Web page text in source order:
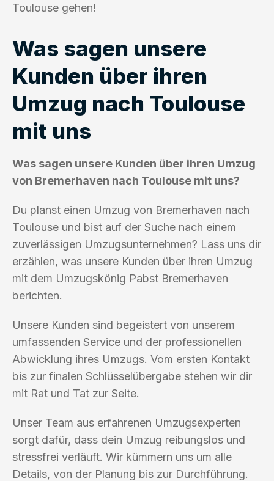
Toulouse gehen!
Was sagen unsere
Kunden über ihren
Umzug nach Toulouse
mit uns
Was sagen unsere Kunden über ihren Umzug
von Bremerhaven nach Toulouse mit uns?
Du planst einen Umzug von Bremerhaven nach
Toulouse und bist auf der Suche nach einem
zuverlässigen Umzugsunternehmen? Lass uns dir
erzählen, was unsere Kunden über ihren Umzug
mit dem Umzugskönig Pabst Bremerhaven
berichten.
Unsere Kunden sind begeistert von unserem
umfassenden Service und der professionellen
Abwicklung ihres Umzugs. Vom ersten Kontakt
bis zur finalen Schlüsselübergabe stehen wir dir
mit Rat und Tat zur Seite.
Unser Team aus erfahrenen Umzugsexperten
sorgt dafür, dass dein Umzug reibungslos und
stressfrei verläuft. Wir kümmern uns um alle
Details, von der Planung bis zur Durchführung.